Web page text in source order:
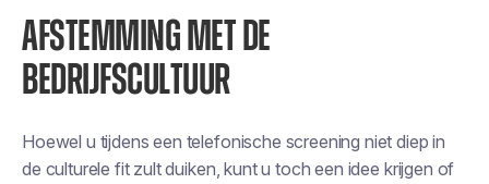
AFSTEMMING MET DE
BEDRIJFSCULTUUR
Hoewel u tijdens een telefonische screening niet diep in
de culturele fit zult duiken, kunt u toch een idee krijgen of